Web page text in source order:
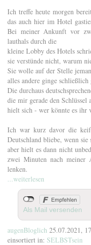
Ich treffe heute morgen
das auch hier im Hotel
Bei meiner Ankunft vor
lauthals durch die
kleine Lobby des Hotels
sie verstünde nicht, warum
Sie wolle auf der Stelle
alles andere ginge
Die durchaus
die mir gerade den Schlüssel
hielt sich - wer könnte es ihr
Ich war kurz davor die
Deutschland bliebe, wenn
aber hielt es dann nicht
zwei Minuten nach
lenken.
...weiterlesen
Als Mail versenden
augenBloglich 25.07.2021,
einsortiert in: SELBSTsein